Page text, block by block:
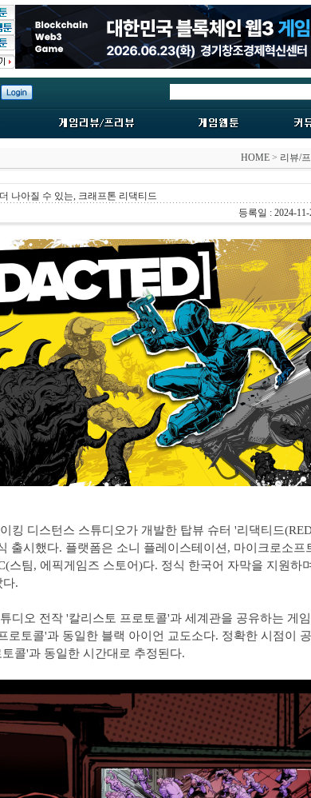
HOME > 리뷰/
나아질 수 있는, 크래프톤 리댁티드
등록일 : 2024-
킹 디스턴스 스튜디오가 개발한 탑뷰 슈터 '리댁티드
출시했다. 플랫폼은 소니 플레이스테이션, 마이크로소프
스팀, 에픽게임즈 스토어)다. 정식 한국어 자막을 지원하
다.
디오 전작 '칼리스토 프로토콜'과 세계관을 공유하는 게
로토콜'과 동일한 블랙 아이언 교도소다. 정확한 시점이
콜'과 동일한 시간대로 추정된다.